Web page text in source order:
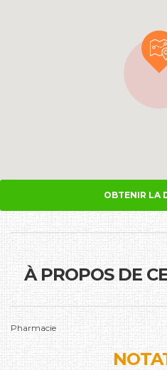
OBTENIR LA
À PROPOS DE
Pharmacie